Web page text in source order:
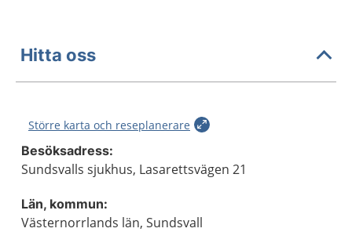
Hitta oss
Större karta och reseplanerare
Besöksadress:
Sundsvalls sjukhus, Lasarettsvägen 21
Län, kommun:
Västernorrlands län, Sundsvall